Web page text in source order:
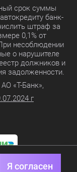
срок суммы
банк-
штраф за
0,1% от
несоблюдении
о нарушителе
должников и
задолженности.
«Т-Банк»,
г
данных
Я согласен